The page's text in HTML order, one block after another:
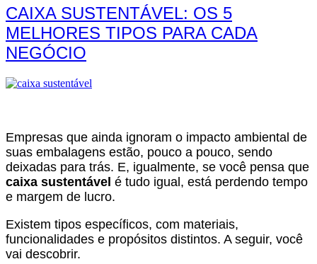
CAIXA SUSTENTÁVEL: OS 5
MELHORES TIPOS PARA CADA
NEGÓCIO
Empresas que ainda ignoram o impacto ambiental de
suas embalagens estão, pouco a pouco, sendo
deixadas para trás. E, igualmente, se você pensa que
caixa sustentável é tudo igual, está perdendo tempo
e margem de lucro.
Existem tipos específicos, com materiais,
funcionalidades e propósitos distintos. A seguir, você
vai descobrir.